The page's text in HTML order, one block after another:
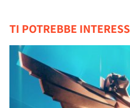
TI POTREBBE